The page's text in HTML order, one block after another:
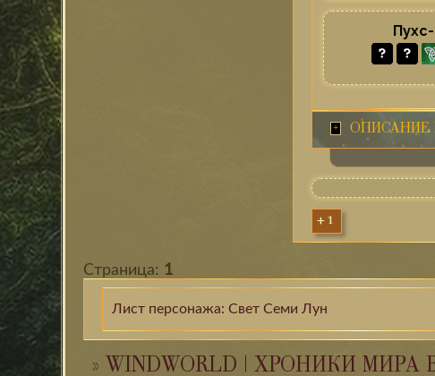
ОПИСАНИЕ
+1
Страница: 1
Лист персонажа: Свет Семи Лун
» WINDWORLD | ХРОНИКИ МИРА